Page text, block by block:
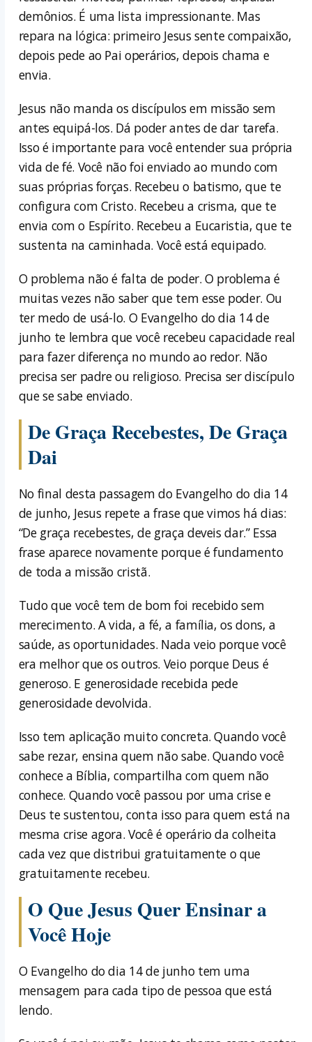
demônios. É uma lista impressionante. Mas
repara na lógica: primeiro Jesus sente compaixão,
depois pede ao Pai operários, depois chama e
envia.
Jesus não manda os discípulos em missão sem
antes equipá-los. Dá poder antes de dar tarefa.
Isso é importante para você entender sua própria
vida de fé. Você não foi enviado ao mundo com
suas próprias forças. Recebeu o batismo, que te
configura com Cristo. Recebeu a crisma, que te
envia com o Espírito. Recebeu a Eucaristia, que te
sustenta na caminhada. Você está equipado.
O problema não é falta de poder. O problema é
muitas vezes não saber que tem esse poder. Ou
ter medo de usá-lo. O Evangelho do dia 14 de
junho te lembra que você recebeu capacidade real
para fazer diferença no mundo ao redor. Não
precisa ser padre ou religioso. Precisa ser discípulo
que se sabe enviado.
De Graça Recebestes, De Graça
Dai
No final desta passagem do Evangelho do dia 14
de junho, Jesus repete a frase que vimos há dias:
“De graça recebestes, de graça deveis dar.” Essa
frase aparece novamente porque é fundamento
de toda a missão cristã.
Tudo que você tem de bom foi recebido sem
merecimento. A vida, a fé, a família, os dons, a
saúde, as oportunidades. Nada veio porque você
era melhor que os outros. Veio porque Deus é
generoso. E generosidade recebida pede
generosidade devolvida.
Isso tem aplicação muito concreta. Quando você
sabe rezar, ensina quem não sabe. Quando você
conhece a Bíblia, compartilha com quem não
conhece. Quando você passou por uma crise e
Deus te sustentou, conta isso para quem está na
mesma crise agora. Você é operário da colheita
cada vez que distribui gratuitamente o que
gratuitamente recebeu.
O Que Jesus Quer Ensinar a
Você Hoje
O Evangelho do dia 14 de junho tem uma
mensagem para cada tipo de pessoa que está
lendo.